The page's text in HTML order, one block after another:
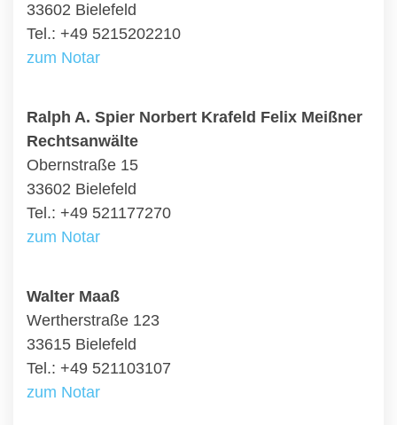
33602 Bielefeld
Tel.: +49 5215202210
zum Notar
Ralph A. Spier Norbert Krafeld Felix Meißner
Rechtsanwälte
Obernstraße 15
33602 Bielefeld
Tel.: +49 521177270
zum Notar
Walter Maaß
Wertherstraße 123
33615 Bielefeld
Tel.: +49 521103107
zum Notar